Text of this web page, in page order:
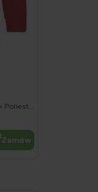
Komfortowa Bluza z Bawełny i Poliestru
Zamów